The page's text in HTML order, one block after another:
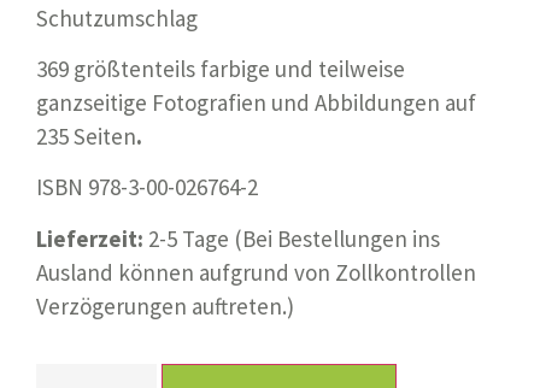
Schutzumschlag
369 größtenteils farbige und teilweise
ganzseitige Fotografien und Abbildungen auf
235 Seiten.
ISBN 978-3-00-026764-2
Lieferzeit: 2-5 Tage (Bei Bestellungen ins
Ausland können aufgrund von Zollkontrollen
Verzögerungen auftreten.)